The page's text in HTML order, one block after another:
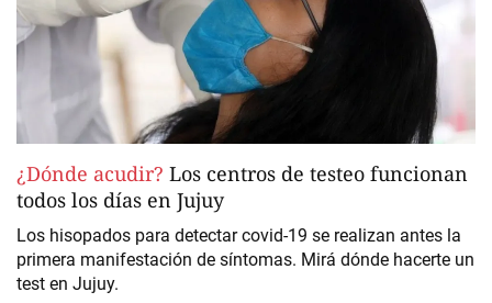
¿Dónde acudir? Los centros de testeo funcionan
todos los días en Jujuy
Los hisopados para detectar covid-19 se realizan antes la
primera manifestación de síntomas. Mirá dónde hacerte un
test en Jujuy.